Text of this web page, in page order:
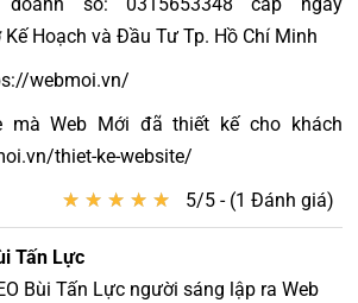
số: 0315653348 cấp ngày
Hoạch và Đầu Tư Tp. Hồ Chí Minh
webmoi.vn/
mà Web Mới đã thiết kế cho khách
thiet-ke-website/
★ ★ ★ ★ ★
★ ★ ★ ★ ★ 5/5 - (1 Đánh giá)
Tấn Lực
Bùi Tấn Lực người sáng lập ra Web